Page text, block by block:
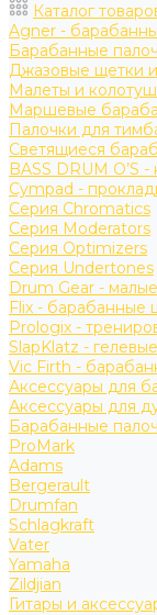
Каталог
Agner -
Барабанные
Джазовые щетки
Малеты и
Маршевые
Палочки для
Светящиеся
BASS DRUM O’S
Cympad -
Серия Chromatics
Серия Moderators
Серия Optimizers
Серия Undertones
Drum Gear -
Flix - барабанные
Prologix -
SlapKlatz -
Vic Firth -
Аксессуары для
Аксессуары для
Барабанные
ProMark
Adams
Bergerault
Drumfan
Schlagkraft
Vater
Yamaha
Zildjian
Гитары и